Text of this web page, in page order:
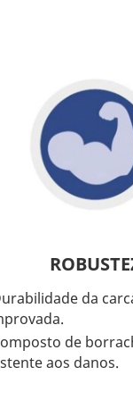
da
de
aos danos.